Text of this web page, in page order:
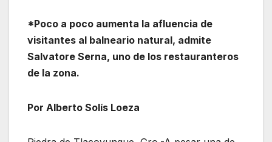
*Poco a poco aumenta la afluencia de
visitantes al balneario natural, admite
Salvatore Serna, uno de los restauranteros
de la zona.
Por Alberto Solís Loeza